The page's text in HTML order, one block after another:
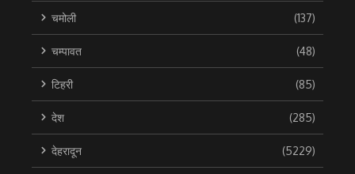
चमोली (137)
चम्पावत (48)
टिहरी (85)
देश (285)
देहरादून (5229)